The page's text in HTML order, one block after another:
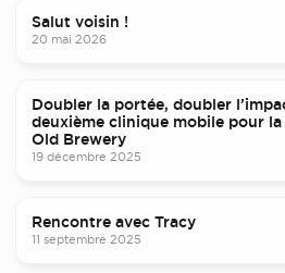
Salut voisin !
20 mai 2026
Doubler la portée, doubler
deuxième clinique mobile pour la
Old Brewery
19 décembre 2025
Rencontre avec Tracy
11 septembre 2025